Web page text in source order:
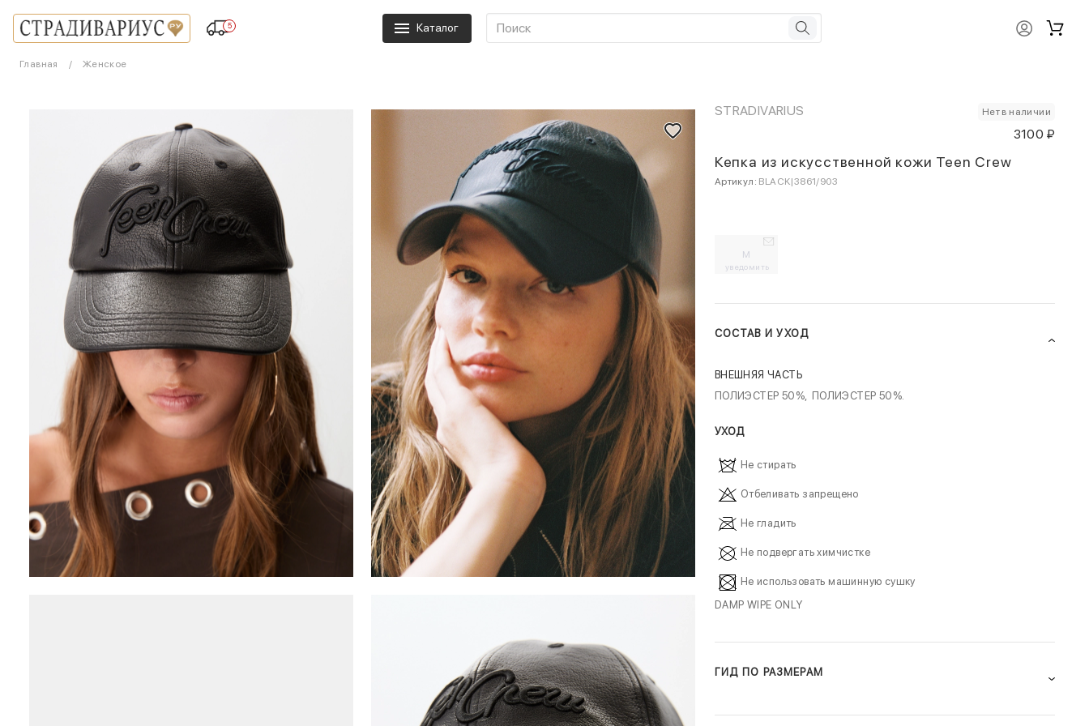
5 Каталог
Главная Женское
STRADIVARIUS Нет в наличии
3100 ₽
Кепка из искусственной кожи Teen Crew
Артикул: BLACK|3861/903
M
уведомить
СОСТАВ И УХОД
ВНЕШНЯЯ ЧАСТЬ
ПОЛИЭСТЕР 50%, ПОЛИЭСТЕР 50%.
УХОД
Не стирать
Отбеливать запрещено
Не гладить
Не подвергать химчистке
Не использовать машинную сушку
DAMP WIPE ONLY
ГИД ПО РАЗМЕРАМ